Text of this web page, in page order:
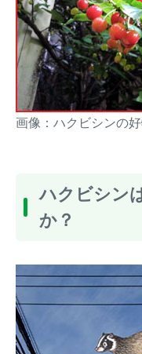
画像：ハクビシンの好
ハクビシン
か？